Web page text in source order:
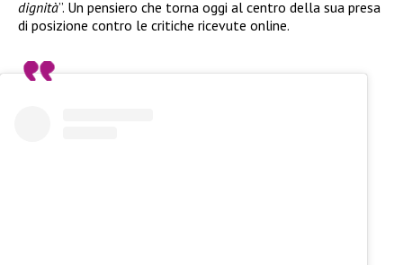
dignità”. Un pensiero che torna oggi al centro della sua presa
di posizione contro le critiche ricevute online.